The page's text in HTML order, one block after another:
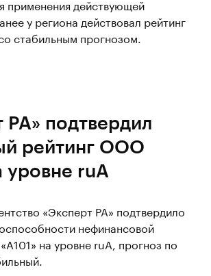
применения действующей
у региона действовал рейтинг
стабильным прогнозом.
РА» подтвердил
рейтинг ООО
уровне ruA
«Эксперт РА» подтвердило
нефинансовой
на уровне ruA, прогноз по